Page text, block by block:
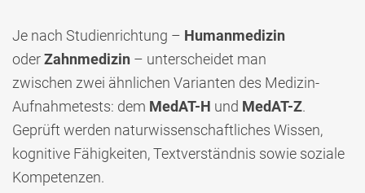
Je nach Studienrichtung – Humanmedizin
oderZahnmedizin – unterscheidet man
zwischen zwei ähnlichen Varianten des Medizin-
Aufnahmetests: dem MedAT-H und MedAT-Z.
Geprüft werden naturwissenschaftliches Wissen,
kognitive Fähigkeiten, Textverständnis sowie soziale
Kompetenzen.